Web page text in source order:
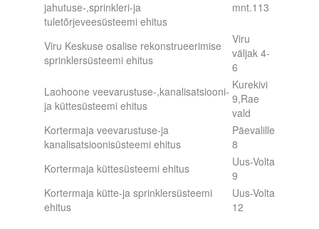
jahutuse-,sprinkleri-ja
tuletõrjeveesüsteemi ehitus
mnt.113
Viru Keskuse osalise rekonstrueerimise
sprinklersüsteemi ehitus
Viru
väljak 4-
6
Laohoone veevarustuse-,kanalisatsiooni-
ja küttesüsteemi ehitus
Kurekivi
9,Rae
vald
Kortermaja veevarustuse-ja
kanalisatsioonisüsteemi ehitus
Päevalille
8
Kortermaja küttesüsteemi ehitus
Uus-Volta
9
Kortermaja kütte-ja sprinklersüsteemi
ehitus
Uus-Volta
12